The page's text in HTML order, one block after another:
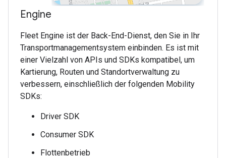
Engine
Fleet Engine ist der Back-End-Dienst, den Sie in Ihr
Transportmanagementsystem einbinden. Es ist mit
einer Vielzahl von APIs und SDKs kompatibel, um
Kartierung, Routen und Standortverwaltung zu
verbessern, einschließlich der folgenden Mobility
SDKs:
Driver SDK
Consumer SDK
Flottenbetrieb